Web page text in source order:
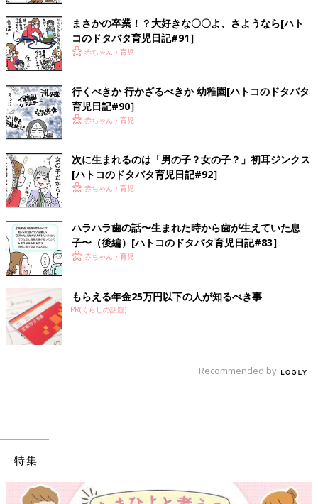
まさかの卒業！？大好きな〇〇よ、さようなら[ハト
コのドタバタ育児日記#91］
赤ちゃん・育児
行くべきか 行かざるべきか 幼稚園[ハトコのドタバタ
育児日記#90］
赤ちゃん・育児
次に生まれるのは「男の子？女の子？」初耳ジンクス
[ハトコのドタバタ育児日記#92］
赤ちゃん・育児
ハラハラ歯の話〜生まれた時から歯が生えていた息
子〜（後編）[ハトコのドタバタ育児日記#83］
赤ちゃん・育児
もらえる年金25万円以下の人が知るべき事
PR(くらしの話題)
Recommended by
特集